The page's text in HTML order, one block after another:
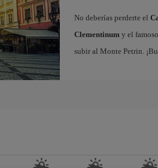
No deberías perderte el
Clementinumy el famoso
subir al Monte Petrin.